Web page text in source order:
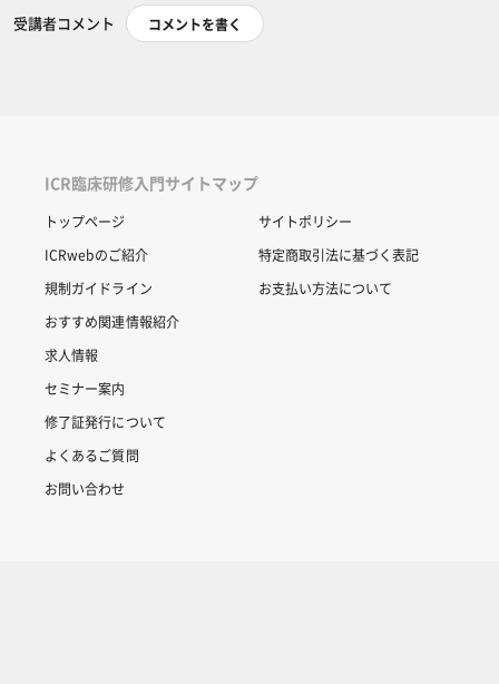
受講者コメント コメントを書く
ICR臨床研修入門サイトマップ
トップページ
ICRwebのご紹介
規制ガイドライン
おすすめ関連情報紹介
求人情報
セミナー案内
修了証発行について
よくあるご質問
お問い合わせ
サイトポリシー
特定商取引法に基づく表記
お支払い方法について